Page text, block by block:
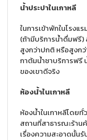
น้ำประปาในเกาหลี
ในการเข้าพักในโรงแ
(ถ้ามีบริการน้ำดื่มฟรี)
สูงกว่าปกติ หรือสูงก
กาต้มน้ำชาบริการฟรี
ของเขาดีจริง
ห้องน้ำในเกาหลี
ห้องน้ำในเกาหลีโดยทั่
สถานที่สาธารณะร้าน
เรื่องความสะอาดนั้น